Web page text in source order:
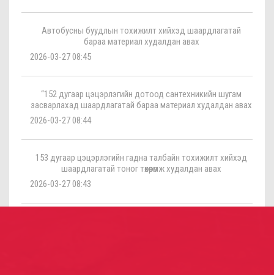
Автобусны буудлын тохижилт хийхэд шаардлагатай
бараа материал худалдан авах
2026-03-27 08:45
“152 дугаар цэцэрлэгийн дотоод сантехникийн шугам
засварлахад шаардлагатай бараа материал худалдан авах
2026-03-27 08:44
153 дугаар цэцэрлэгийн гадна талбайн тохижилт хийхэд
шаардлагатай тоног төхөөрөмж худалдан авах
2026-03-27 08:43